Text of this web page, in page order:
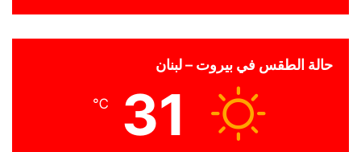
حالة الطقس في بيروت – لبنان
31
℃